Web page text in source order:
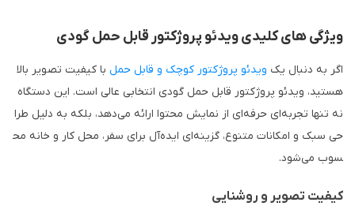
ویژگی های کلیدی ویدئو پروژکتور قابل حمل گودی
اگر به دنبال یک ویدئو پروژکتور کوچک و قابل حمل با کیفیت تصویر بالا
هستید، ویدئو پروژکتور قابل حمل گودی انتخابی عالی است. این دستگاه
نه تنها تجربه‌ای حرفه‌ای از نمایش محتوا ارائه می‌دهد، بلکه به دلیل طرا
حی سبک و امکانات متنوع، گزینه‌ای ایده‌آل برای سفر، محل کار و خانه مح
سوب می‌شود.
کیفیت تصویر و روشنایی